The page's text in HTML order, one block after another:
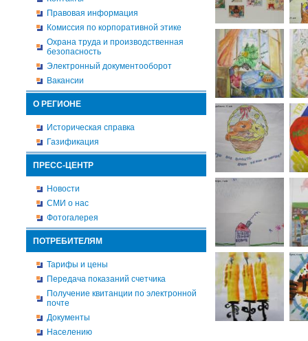
Правовая информация
Комиссия по корпоративной этике
Охрана труда и производственная
безопасность
Электронный документооборот
Вакансии
О РЕГИОНЕ
Историческая справка
Газификация
ПРЕСС-ЦЕНТР
Новости
СМИ о нас
Фотогалерея
ПОТРЕБИТЕЛЯМ
Тарифы и цены
Передача показаний счетчика
Получение квитанции по электронной
почте
Документы
Населению